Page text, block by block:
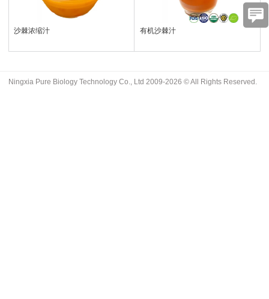
沙棘浓缩汁 有机沙棘汁
Ningxia Pure Biology Technology Co., Ltd 2009-2026 © All Rights Reserved.